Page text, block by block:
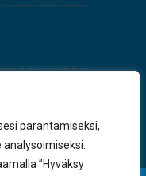
parantamiseksi,
”Hyväksy